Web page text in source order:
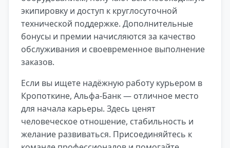
экипировку и доступ к круглосуточной
технической поддержке. Дополнительные
бонусы и премии начисляются за качество
обслуживания и своевременное выполнение
заказов.
Если вы ищете надёжную работу курьером в
Кропоткине, Альфа-Банк — отличное место
для начала карьеры. Здесь ценят
человеческое отношение, стабильность и
желание развиваться. Присоединяйтесь к